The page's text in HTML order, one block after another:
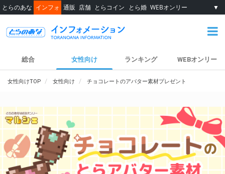
とらのあな インフォ 通販 店舗 とらコイン とら婚 WEBオンリー ▼
総合 女性向け ランキング WEBオンリー
女性向けTOP 女性向け チョコレートのアバター素材プレゼント